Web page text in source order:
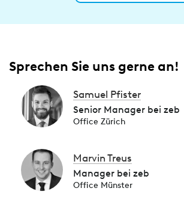
Sprechen Sie uns gerne an!
Samuel Pfister
Senior Manager bei zeb
Office Zürich
Marvin Treus
Manager bei zeb
Office Münster